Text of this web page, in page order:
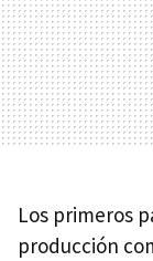
Los primeros
producción